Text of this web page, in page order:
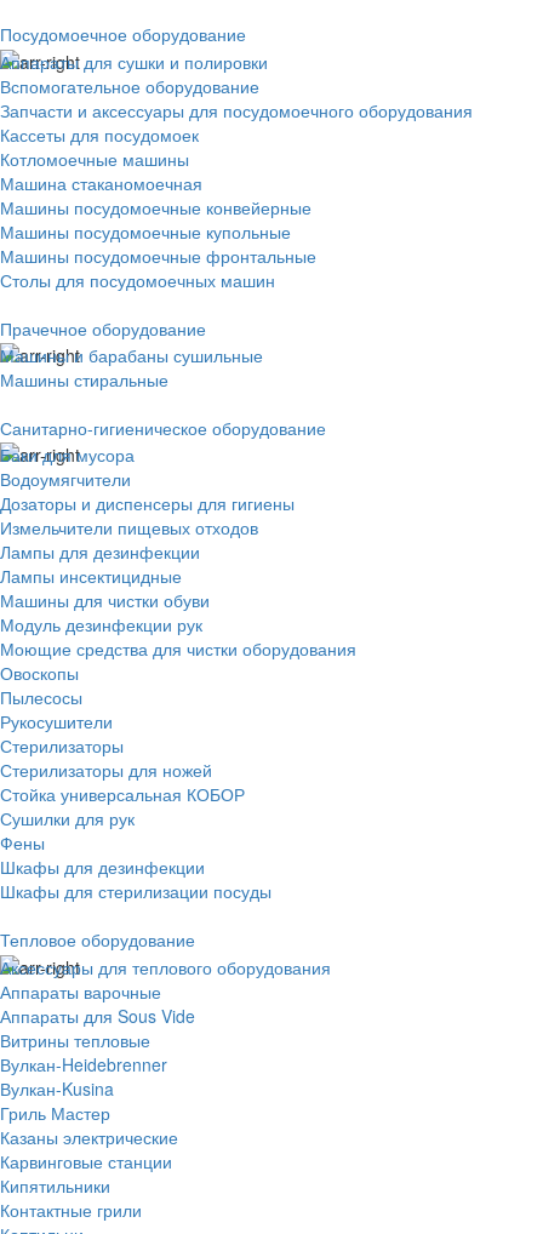
Посудомоечное оборудование
Аппараты для сушки и полировки
Вспомогательное оборудование
Запчасти и аксессуары для посудомоечного оборудования
Кассеты для посудомоек
Котломоечные машины
Машина стаканомоечная
Машины посудомоечные конвейерные
Машины посудомоечные купольные
Машины посудомоечные фронтальные
Столы для посудомоечных машин
Прачечное оборудование
Машины и барабаны сушильные
Машины стиральные
Санитарно-гигиеническое оборудование
Баки для мусора
Водоумягчители
Дозаторы и диспенсеры для гигиены
Измельчители пищевых отходов
Лампы для дезинфекции
Лампы инсектицидные
Машины для чистки обуви
Модуль дезинфекции рук
Моющие средства для чистки оборудования
Овоскопы
Пылесосы
Рукосушители
Стерилизаторы
Стерилизаторы для ножей
Стойка универсальная КОБОР
Сушилки для рук
Фены
Шкафы для дезинфекции
Шкафы для стерилизации посуды
Тепловое оборудование
Аксессуары для теплового оборудования
Аппараты варочные
Аппараты для Sous Vide
Витрины тепловые
Вулкан-Heidebrenner
Вулкан-Kusina
Гриль Мастер
Казаны электрические
Карвинговые станции
Кипятильники
Контактные грили